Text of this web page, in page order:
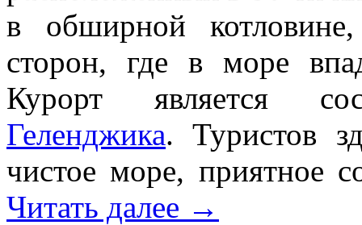
в обширной
сторон, где в море
Курорт является
Геленджика. Туристов
чистое море, приятное
Читать далее →